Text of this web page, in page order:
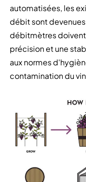
automatisées, les
débit sont
débitmètres
précision et une
aux normes
contamination du